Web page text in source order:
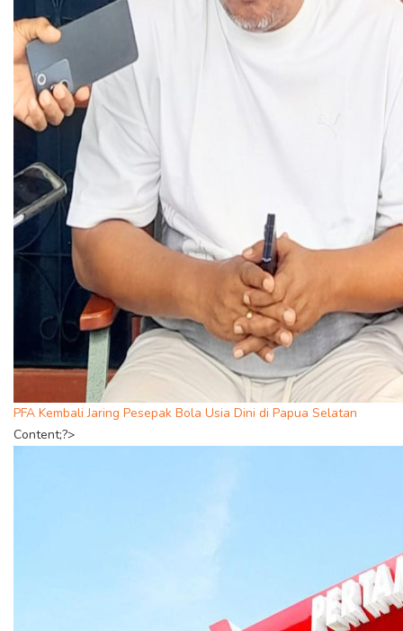
PFA Kembali Jaring Pesepak Bola Usia Dini di Papua Selatan
Content;?>